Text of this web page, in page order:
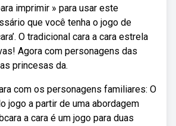
imprimir » para usar este
que você tenha o jogo de
O tradicional cara a cara estrela
Agora com personagens das
princesas da.
com os personagens familiares: O
jogo a partir de uma abordagem
a cara é um jogo para duas